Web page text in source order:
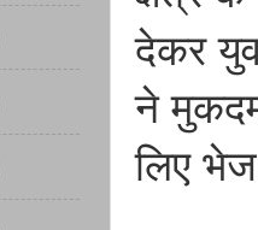
देकर
ने
लिए